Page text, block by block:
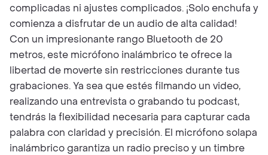
complicadas ni ajustes complicados. ¡Solo enchufa y
comienza a disfrutar de un audio de alta calidad!
Con un impresionante rango Bluetooth de 20
metros, este micrófono inalámbrico te ofrece la
libertad de moverte sin restricciones durante tus
grabaciones. Ya sea que estés filmando un video,
realizando una entrevista o grabando tu podcast,
tendrás la flexibilidad necesaria para capturar cada
palabra con claridad y precisión. El micrófono solapa
inalámbrico garantiza un radio preciso y un timbre